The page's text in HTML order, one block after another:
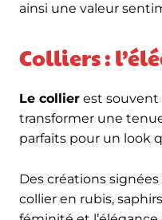
ainsi une valeur
Colliers :
Le collier est souvent
transformer une
parfaits pour un look
Des créations
collier en rubis,